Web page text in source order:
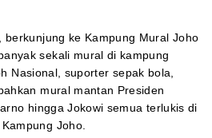
berkunjung ke Kampung Mural Joho
sekali mural di kampung
Nasional, suporter sepak bola,
mural mantan Presiden
hingga Jokowi semua terlukis di
Joho.